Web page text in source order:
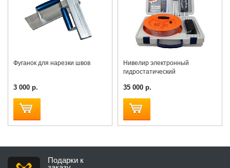
Фуганок для нарезки швов
3 000 р.
Нивелир электронный
гидростатический
35 000 р.
Подарки к